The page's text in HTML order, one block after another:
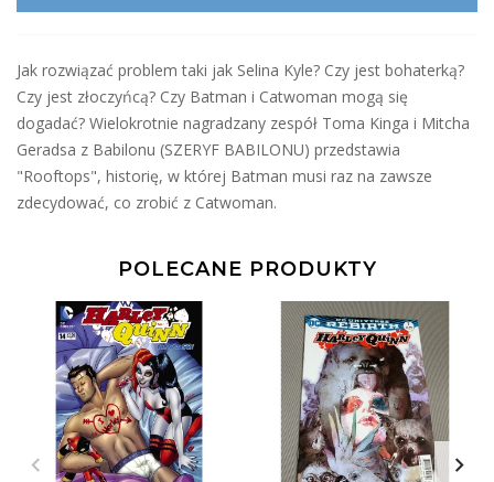
Jak rozwiązać problem taki jak Selina Kyle? Czy jest bohaterką?
Czy jest złoczyńcą? Czy Batman i Catwoman mogą się
dogadać? Wielokrotnie nagradzany zespół Toma Kinga i Mitcha
Geradsa z Babilonu (SZERYF BABILONU) przedstawia
"Rooftops", historię, w której Batman musi raz na zawsze
zdecydować, co zrobić z Catwoman.
POLECANE PRODUKTY